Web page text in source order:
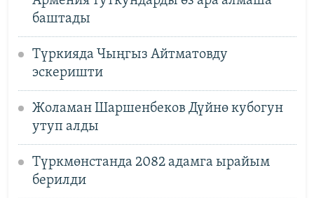
баштады
Түркияда Чыңгыз Айтматовду
эскеришти
Жоламан Шаршенбеков Дүйнө кубогун
утуп алды
Түркмөнстанда 2082 адамга ырайым
берилди